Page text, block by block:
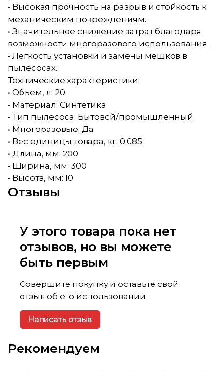
• Высокая прочность на разрыв и стойкость к
механическим повреждениям.
• Значительное снижение затрат благодаря
возможности многоразового использования.
• Легкость установки и замены мешков в
пылесосах.
Технические характеристики:
• Объем, л: 20
• Материал: Синтетика
• Тип пылесоса: Бытовой/промышленный
• Многоразовые: Да
• Вес единицы товара, кг: 0.085
• Длина, мм: 200
• Ширина, мм: 300
• Высота, мм: 10
Отзывы
У этого товара пока нет
отзывов, но вы можете
быть первым
Совершите покупку и оставьте свой
отзыв об его использовании
Написать отзыв
Рекомендуем